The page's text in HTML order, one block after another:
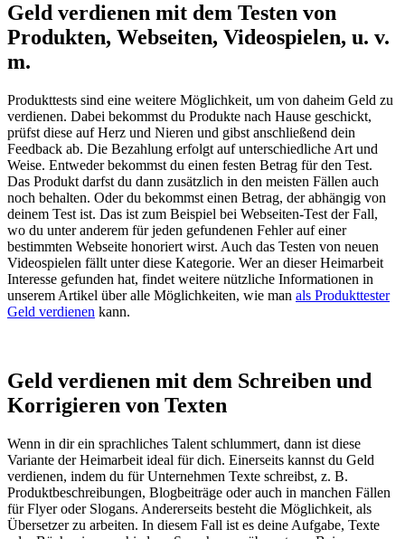
Geld verdienen mit dem Testen von
Produkten, Webseiten, Videospielen, u. v.
m.
Produkttests sind eine weitere Möglichkeit, um von daheim Geld zu
verdienen. Dabei bekommst du Produkte nach Hause geschickt,
prüfst diese auf Herz und Nieren und gibst anschließend dein
Feedback ab. Die Bezahlung erfolgt auf unterschiedliche Art und
Weise. Entweder bekommst du einen festen Betrag für den Test.
Das Produkt darfst du dann zusätzlich in den meisten Fällen auch
noch behalten. Oder du bekommst einen Betrag, der abhängig von
deinem Test ist. Das ist zum Beispiel bei Webseiten-Test der Fall,
wo du unter anderem für jeden gefundenen Fehler auf einer
bestimmten Webseite honoriert wirst. Auch das Testen von neuen
Videospielen fällt unter diese Kategorie. Wer an dieser Heimarbeit
Interesse gefunden hat, findet weitere nützliche Informationen in
unserem Artikel über alle Möglichkeiten, wie man als Produkttester
Geld verdienen kann.
Geld verdienen mit dem Schreiben und
Korrigieren von Texten
Wenn in dir ein sprachliches Talent schlummert, dann ist diese
Variante der Heimarbeit ideal für dich. Einerseits kannst du Geld
verdienen, indem du für Unternehmen Texte schreibst, z. B.
Produktbeschreibungen, Blogbeiträge oder auch in manchen Fällen
für Flyer oder Slogans. Andererseits besteht die Möglichkeit, als
Übersetzer zu arbeiten. In diesem Fall ist es deine Aufgabe, Texte